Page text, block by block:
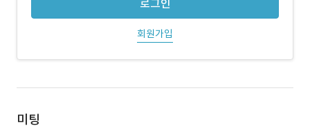
로그인
회원가입
미팅